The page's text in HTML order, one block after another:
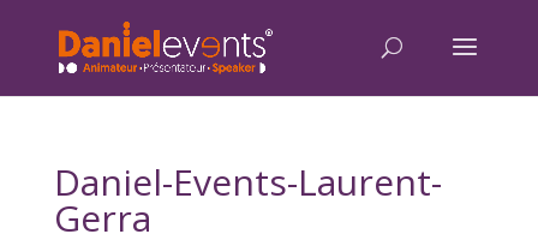
Daniel-Events-Laurent-
Gerra